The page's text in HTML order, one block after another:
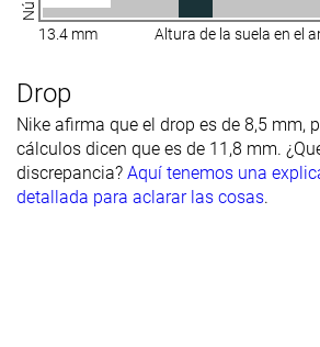
13.4 mm Altura de la suela en el
Drop
Nike afirma que el drop es de 8,5 mm,
cálculos dicen que es de 11,8 mm.
discrepancia? Aquí tenemos una
detallada para aclarar las cosas.